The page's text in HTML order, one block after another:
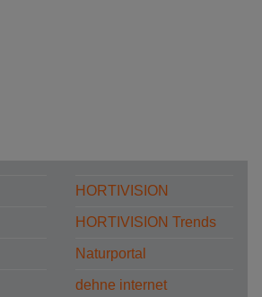
HORTIVISION
HORTIVISION Trends
Naturportal
dehne internet